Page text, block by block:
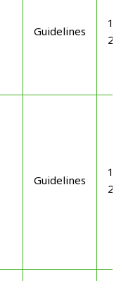
Guidelines
Guidelines